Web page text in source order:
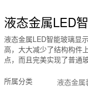
液态金属LED
液态金属LED智能玻璃显
高，大大减少了结构构件
点，而且完美实现了普通
所属分类 液态金属